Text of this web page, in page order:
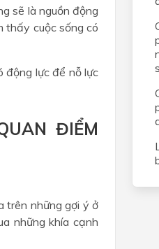
sẽ là nguồn động
thấy cuộc sống có
động lực để nỗ lực
ĐIỂM
trên những gợi ý ở
những khía cạnh